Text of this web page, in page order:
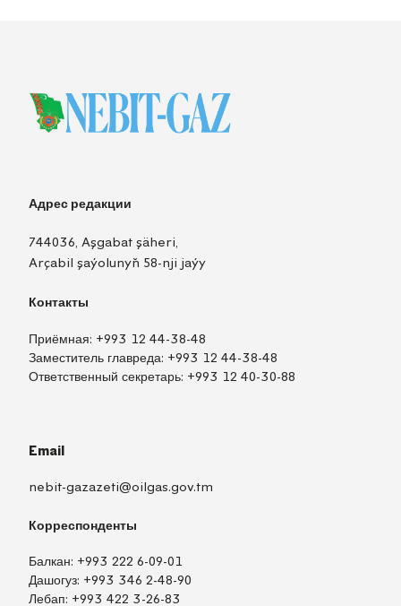
Адрес редакции
744036, Aşgabat şäheri,
Arçabil şaýolunyň 58-nji jaýy
Контакты
Приёмная: +993 12 44-38-48
Заместитель главреда: +993 12 44-38-48
Ответственный секретарь: +993 12 40-30-88
Email
nebit-gazazeti@oilgas.gov.tm
Корреспонденты
Балкан: +993 222 6-09-01
Дашогуз: +993 346 2-48-90
Лебап: +993 422 3-26-83